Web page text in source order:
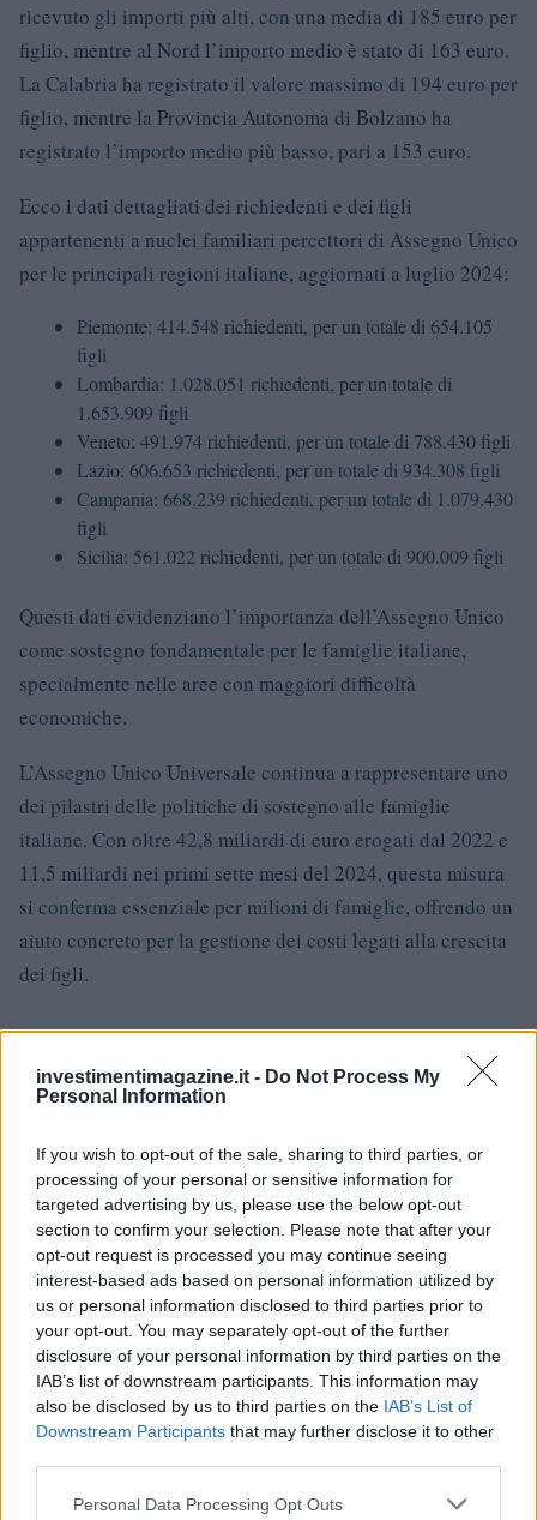
investimentimagazine.it - Do Not Process My
Personal Information
If you wish to opt-out of the sale, sharing to third parties, or
processing of your personal or sensitive information for
targeted advertising by us, please use the below opt-out
section to confirm your selection. Please note that after your
opt-out request is processed you may continue seeing
interest-based ads based on personal information utilized by
us or personal information disclosed to third parties prior to
your opt-out. You may separately opt-out of the further
disclosure of your personal information by third parties on the
IAB’s list of downstream participants. This information may
also be disclosed by us to third parties on the IAB’s List of
Downstream Participants that may further disclose it to other
Please note that this website/app uses one or more Google
Personal Data Processing Opt Outs
ricevuto gli importi più alti, con una media di 185 euro per
figlio, mentre al Nord l’importo medio è stato di 163 euro.
La Calabria ha registrato il valore massimo di 194 euro per
figlio, mentre la Provincia Autonoma di Bolzano ha
registrato l’importo medio più basso, pari a 153 euro.
Ecco i dati dettagliati dei richiedenti e dei figli
appartenenti a nuclei familiari percettori di Assegno Unico
per le principali regioni italiane, aggiornati a luglio 2024:
Piemonte: 414.548 richiedenti, per un totale di 654.105
figli
Lombardia: 1.028.051 richiedenti, per un totale di
1.653.909 figli
Veneto: 491.974 richiedenti, per un totale di 788.430 figli
Lazio: 606.653 richiedenti, per un totale di 934.308 figli
Campania: 668.239 richiedenti, per un totale di 1.079.430
figli
Sicilia: 561.022 richiedenti, per un totale di 900.009 figli
Questi dati evidenziano l’importanza dell’Assegno Unico
come sostegno fondamentale per le famiglie italiane,
specialmente nelle aree con maggiori difficoltà
economiche.
L’Assegno Unico Universale continua a rappresentare uno
dei pilastri delle politiche di sostegno alle famiglie
italiane. Con oltre 42,8 miliardi di euro erogati dal 2022 e
11,5 miliardi nei primi sette mesi del 2024, questa misura
si conferma essenziale per milioni di famiglie, offrendo un
aiuto concreto per la gestione dei costi legati alla crescita
dei figli.
AUTORE